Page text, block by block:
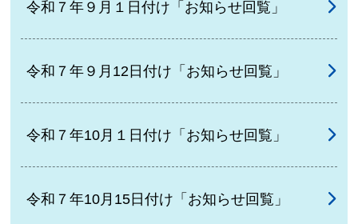
令和７年９月１日付け「お知らせ回覧」
令和７年９月12日付け「お知らせ回覧」
令和７年10月１日付け「お知らせ回覧」
令和７年10月15日付け「お知らせ回覧」